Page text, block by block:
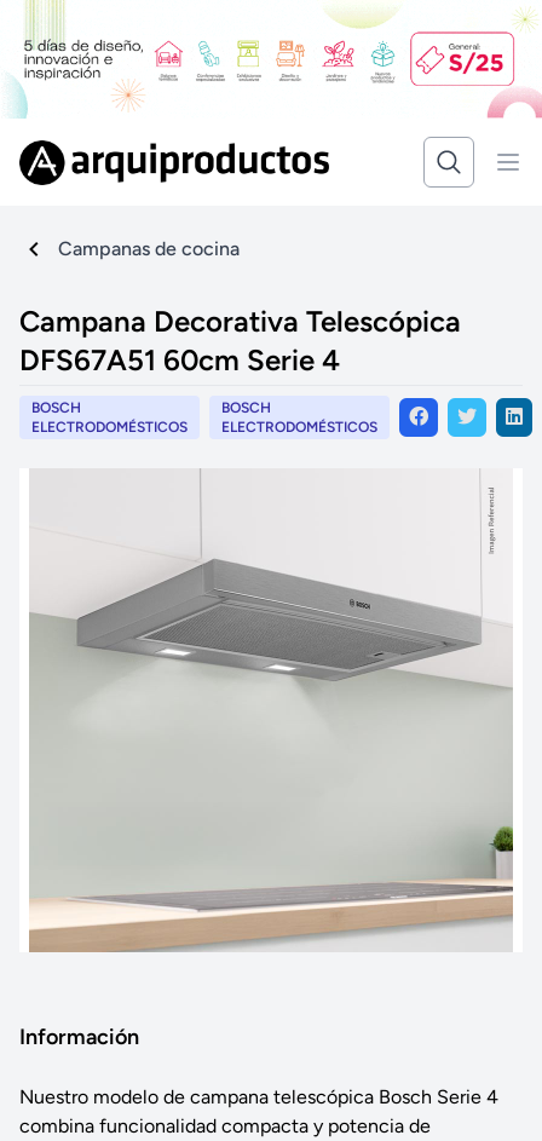
Campanas de cocina
Campana Decorativa Telescópica
DFS67A51 60cm Serie 4
BOSCH
ELECTRODOMÉSTICOS
BOSCH
ELECTRODOMÉSTICOS
Información
Nuestro modelo de campana telescópica Bosch Serie 4
combina funcionalidad compacta y potencia de